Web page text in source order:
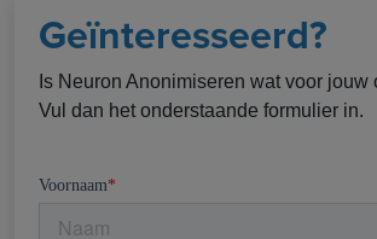
Geïnteresseerd?
Is Neuron Anonimiseren wat voor jouw
Vul dan het onderstaande formulier in.